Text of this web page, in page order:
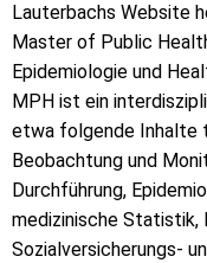
Lauterbachs Website
Master of Public
Epidemiologie und
MPH ist ein
etwa folgende Inhalte
Beobachtung und
Durchführung,
medizinische Statistik,
Sozialversicherungs-